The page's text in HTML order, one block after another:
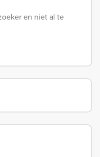
en niet al te